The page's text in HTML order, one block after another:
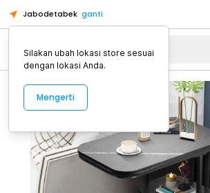
Jabodetabek ganti
Alat Kopi
Silakan ubah lokasi store sesuai
dengan lokasi Anda.
Mengerti